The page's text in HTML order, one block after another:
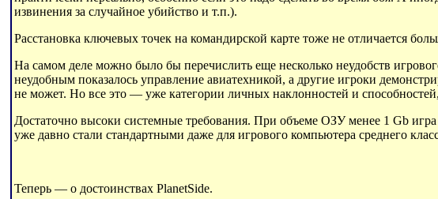
извинения за случайное убийство и т.п.).
Расстановка ключевых точек на командирской карте тоже не отличается
На самом деле можно было бы перечислить еще несколько неудобств
неудобным показалось управление авиатехникой, а другие игроки
не может. Но все это — уже категории личных наклонностей и
Достаточно высоки системные требования. При объеме ОЗУ менее 1 Gb
уже давно стали стандартными даже для игрового компьютера среднего
Теперь — о достоинствах PlanetSide.